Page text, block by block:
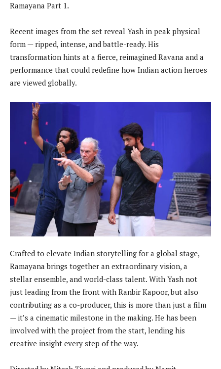
Ramayana Part 1.
Recent images from the set reveal Yash in peak physical
form — ripped, intense, and battle-ready. His
transformation hints at a fierce, reimagined Ravana and a
performance that could redefine how Indian action heroes
are viewed globally.
Crafted to elevate Indian storytelling for a global stage,
Ramayana brings together an extraordinary vision, a
stellar ensemble, and world-class talent. With Yash not
just leading from the front with Ranbir Kapoor, but also
contributing as a co-producer, this is more than just a film
— it’s a cinematic milestone in the making. He has been
involved with the project from the start, lending his
creative insight every step of the way.